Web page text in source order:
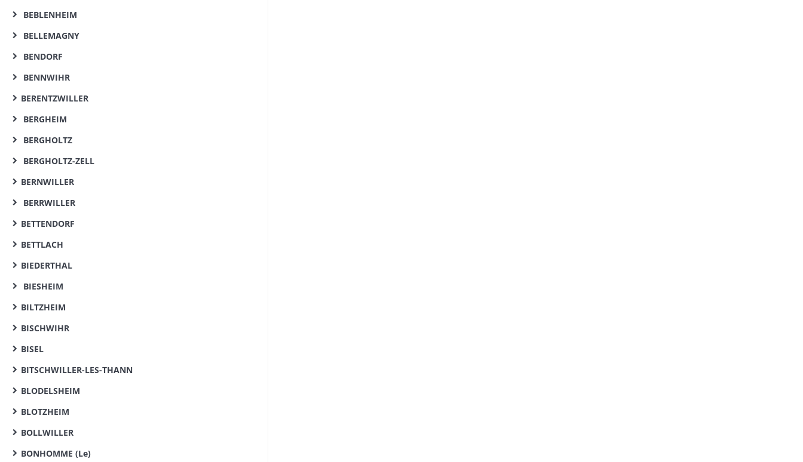
BEBLENHEIM
BELLEMAGNY
BENDORF
BENNWIHR
BERENTZWILLER
BERGHEIM
BERGHOLTZ
BERGHOLTZ-ZELL
BERNWILLER
BERRWILLER
BETTENDORF
BETTLACH
BIEDERTHAL
BIESHEIM
BILTZHEIM
BISCHWIHR
BISEL
BITSCHWILLER-LES-THANN
BLODELSHEIM
BLOTZHEIM
BOLLWILLER
BONHOMME (Le)